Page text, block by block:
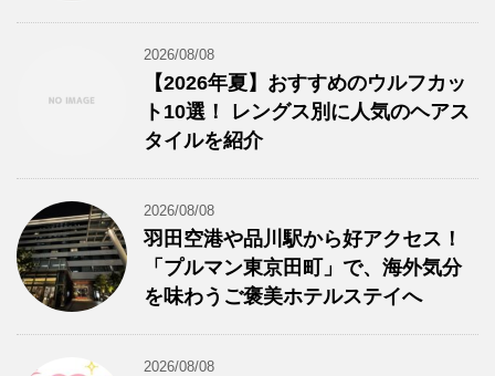
2026/08/08
【2026年夏】おすすめのウルフカッ
ト10選！ レングス別に人気のヘアス
タイルを紹介
2026/08/08
羽田空港や品川駅から好アクセス！
「プルマン東京田町」で、海外気分
を味わうご褒美ホテルステイへ
2026/08/08